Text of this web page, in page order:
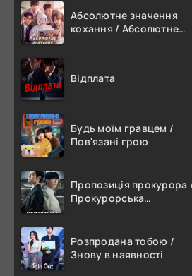
Абсолютне значення
кохання / Абсолютне
Відплата
Будь моїм гравцем /
Пов'язані грою
Пропозиція прокурора
Прокурорська
Розпродана тобою /
Знову в наявності